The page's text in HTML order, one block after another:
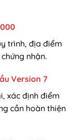
trình, địa điểm
nhận.
Version 7
xác định điểm
cần hoàn thiện